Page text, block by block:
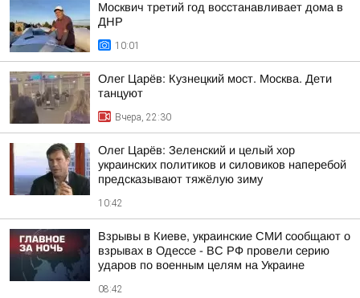
Москвич третий год восстанавливает дома в
ДНР
10:01
Олег Царёв: Кузнецкий мост. Москва. Дети
танцуют
Вчера, 22:30
Олег Царёв: Зеленский и целый хор
украинских политиков и силовиков наперебой
предсказывают тяжёлую зиму
10:42
Взрывы в Киеве, украинские СМИ сообщают о
взрывах в Одессе - ВС РФ провели серию
ударов по военным целям на Украине
08:42